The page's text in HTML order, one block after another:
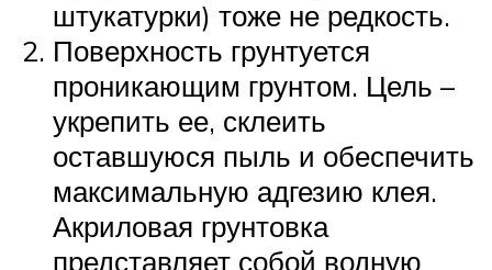
штукатурки) тоже не редкость.
Поверхность грунтуется
проникающим грунтом. Цель –
укрепить ее, склеить
оставшуюся пыль и обеспечить
максимальную адгезию клея.
Акриловая грунтовка
представляет собой водную